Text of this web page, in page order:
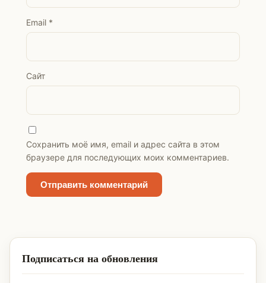
Email *
Сайт
Сохранить моё имя, email и адрес сайта в этом
браузере для последующих моих комментариев.
Подписаться на обновления